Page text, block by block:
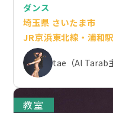
ダンス
埼玉県 さいたま市
JR京浜東北線・浦和駅
tae（Al Tarab
教室